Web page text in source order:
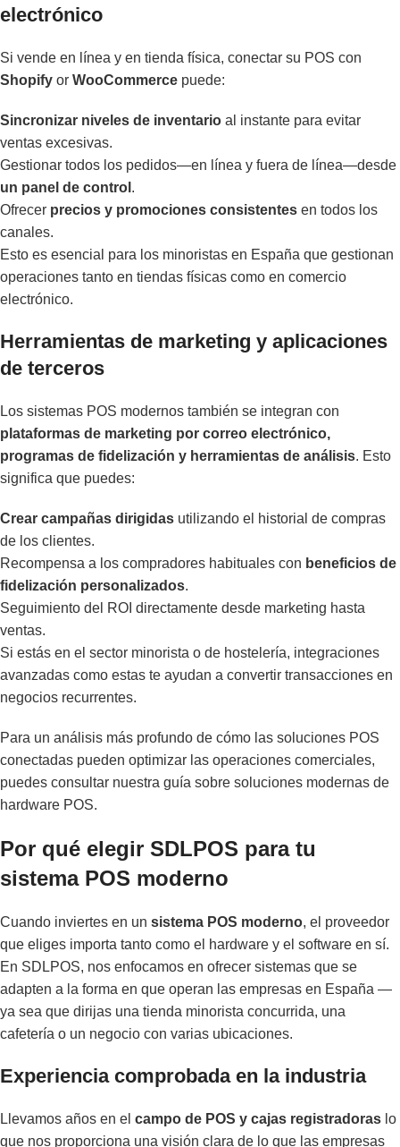
electrónico
Si vende en línea y en tienda física, conectar su POS con
Shopify or WooCommerce puede:
Sincronizar niveles de inventario al instante para evitar
ventas excesivas.
Gestionar todos los pedidos—en línea y fuera de línea—desde
un panel de control .
Ofrecer precios y promociones consistentes en todos los
canales.
Esto es esencial para los minoristas en España que gestionan
operaciones tanto en tiendas físicas como en comercio
electrónico.
Herramientas de marketing y aplicaciones
de terceros
Los sistemas POS modernos también se integran con
plataformas de marketing por correo electrónico,
programas de fidelización y herramientas de análisis. Esto
significa que puedes:
Crear campañas dirigidas utilizando el historial de compras
de los clientes.
Recompensa a los compradores habituales con beneficios de
fidelización personalizados.
Seguimiento del ROI directamente desde marketing hasta
ventas.
Si estás en el sector minorista o de hostelería, integraciones
avanzadas como estas te ayudan a convertir transacciones en
negocios recurrentes.
Para un análisis más profundo de cómo las soluciones POS
conectadas pueden optimizar las operaciones comerciales,
puedes consultar nuestra guía sobre soluciones modernas de
hardware POS.
Por qué elegir SDLPOS para tu
sistema POS moderno
Cuando inviertes en un sistema POS moderno, el proveedor
que eliges importa tanto como el hardware y el software en sí.
En SDLPOS, nos enfocamos en ofrecer sistemas que se
adapten a la forma en que operan las empresas en España —
ya sea que dirijas una tienda minorista concurrida, una
cafetería o un negocio con varias ubicaciones.
Experiencia comprobada en la industria
Llevamos años en el campo de POS y cajas registradoras lo
que nos proporciona una visión clara de lo que las empresas